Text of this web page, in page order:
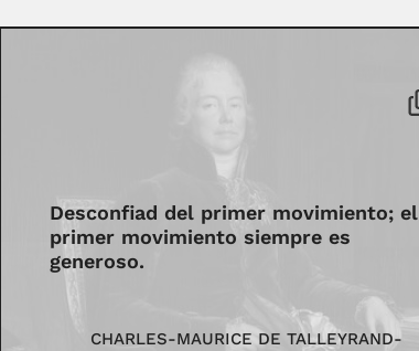
Desconfiad del primer movimiento; el
primer movimiento siempre es
generoso.
CHARLES-MAURICE DE TALLEYRAND-